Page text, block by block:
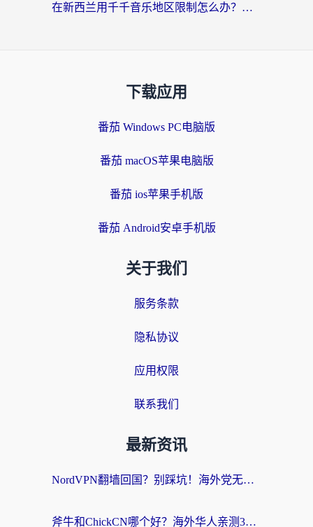
在新西兰用千千音乐地区限制怎么办？海外华人必备的回国加速解决方案
下载应用
番茄 Windows PC电脑版
番茄 macOS苹果电脑版
番茄 ios苹果手机版
番茄 Android安卓手机版
关于我们
服务条款
隐私协议
应用权限
联系我们
最新资讯
NordVPN翻墙回国？别踩坑！海外党无缝访问国内资源的真实指南
斧牛和ChickCN哪个好？海外华人亲测3款回国加速器+免费试用攻略